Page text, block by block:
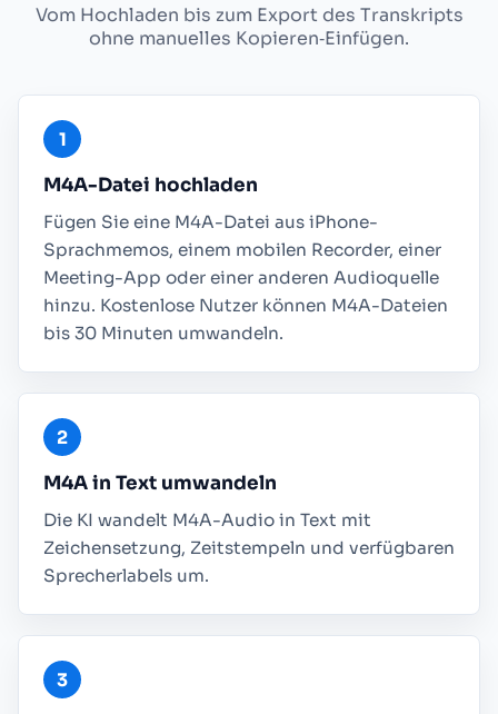
Vom Hochladen bis zum Export des Transkripts
ohne manuelles Kopieren‑Einfügen.
M4A-Datei hochladen
Fügen Sie eine M4A-Datei aus iPhone-
Sprachmemos, einem mobilen Recorder, einer
Meeting-App oder einer anderen Audioquelle
hinzu. Kostenlose Nutzer können M4A-Dateien
bis 30 Minuten umwandeln.
M4A in Text umwandeln
Die KI wandelt M4A-Audio in Text mit
Zeichensetzung, Zeitstempeln und verfügbaren
Sprecherlabels um.